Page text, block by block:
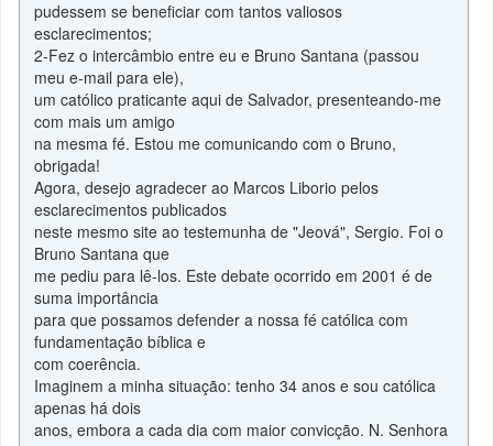
pudessem se beneficiar com tantos valiosos
esclarecimentos;
2-Fez o intercâmbio entre eu e Bruno Santana (passou
meu e-mail para ele),
um católico praticante aqui de Salvador, presenteando-me
com mais um amigo
na mesma fé. Estou me comunicando com o Bruno,
obrigada!
Agora, desejo agradecer ao Marcos Liborio pelos
esclarecimentos publicados
neste mesmo site ao testemunha de "Jeová", Sergio. Foi o
Bruno Santana que
me pediu para lê-los. Este debate ocorrido em 2001 é de
suma importância
para que possamos defender a nossa fé católica com
fundamentação bíblica e
com coerência.
Imaginem a minha situação: tenho 34 anos e sou católica
apenas há dois
anos, embora a cada dia com maior convicção. N. Senhora